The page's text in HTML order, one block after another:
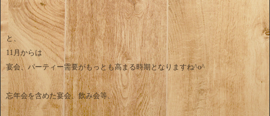
と、
11月からは
宴会、パーティー需要がもっとも高まる時期となりますね^o^
忘年会を含めた宴会、飲み会等、